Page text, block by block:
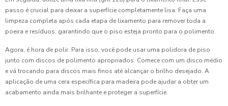
passo é crucial para deixar a superfície completamente lisa. Faça uma
limpeza completa após cada etapa de lixamento para remover toda a
poeira e resíduos, garantindo que o piso esteja pronto para o polimento.
Agora, é hora de polir. Para isso, você pode usar uma polidora de piso
junto com discos de polimento apropriados. Comece com um disco médio
e vá trocando para discos mais finos até alcançar o brilho desejado. A
aplicação de uma cera específica para madeira pode ajudar a obter um
acabamento ainda mais brilhante e proteger a superfície.